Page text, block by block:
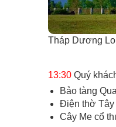
Tháp Dương
13:30 Quý
Bảo tàng
Điện thờ Tây
Cây Me cổ